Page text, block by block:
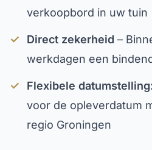
verkoopbord in uw tuin
✓ Direct zekerheid –
werkdagen een
✓ Flexibele
voor de opleverdatum
regio Groningen